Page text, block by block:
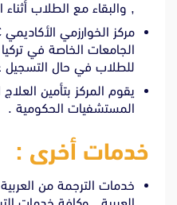
, والبقاء مع الطلاب أثناء
الجامعات الخاصة في
للطلاب في حال
يقوم المركز بتأمين
المستشفيات الحكومية .
خدمات أخرى :
خدمات الترجمة من